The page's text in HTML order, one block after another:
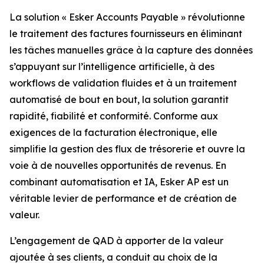
La solution « Esker Accounts Payable » révolutionne
le traitement des factures fournisseurs en éliminant
les tâches manuelles grâce à la capture des données
s’appuyant sur l’intelligence artificielle, à des
workflows de validation fluides et à un traitement
automatisé de bout en bout, la solution garantit
rapidité, fiabilité et conformité. Conforme aux
exigences de la facturation électronique, elle
simplifie la gestion des flux de trésorerie et ouvre la
voie à de nouvelles opportunités de revenus. En
combinant automatisation et IA, Esker AP est un
véritable levier de performance et de création de
valeur.
L’engagement de QAD à apporter de la valeur
ajoutée à ses clients, a conduit au choix de la